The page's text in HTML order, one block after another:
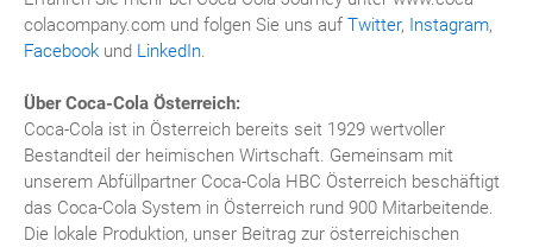
colacompany.com und folgen Sie uns auf Twitter, Instagram,
Facebook und LinkedIn.
Über Coca-Cola Österreich:
Coca-Cola ist in Österreich bereits seit 1929 wertvoller
Bestandteil der heimischen Wirtschaft. Gemeinsam mit
unserem Abfüllpartner Coca-Cola HBC Österreich beschäftigt
das Coca-Cola System in Österreich rund 900 Mitarbeitende.
Die lokale Produktion, unser Beitrag zur österreichischen